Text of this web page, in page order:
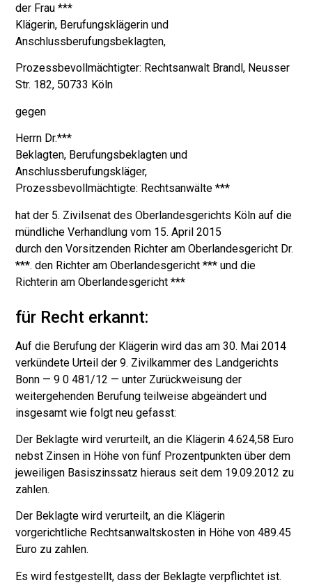
der Frau ***
Klägerin, Berufungsklägerin und
Anschlussberufungsbeklagten,
Prozessbevollmächtigter: Rechtsanwalt Brandl, Neusser
Str. 182, 50733 Köln
gegen
Herrn Dr.***
Beklagten, Berufungsbeklagten und
Anschlussberufungskläger,
Prozessbevollmächtigte: Rechtsanwälte ***
hat der 5. Zivilsenat des Oberlandesgerichts Köln auf die
mündliche Verhandlung vom 15. April 2015
durch den Vorsitzenden Richter am Oberlandesgericht Dr.
***. den Richter am Oberlandesgericht *** und die
Richterin am Oberlandesgericht ***
für Recht erkannt:
Auf die Berufung der Klägerin wird das am 30. Mai 2014
verkündete Ur­teil der 9. Zivilkammer des Landgerichts
Bonn — 9 0 481/12 — unter Zu­rückweisung der
weitergehenden Berufung teilweise abgeändert und
insgesamt wie folgt neu gefasst:
Der Beklagte wird verurteilt, an die Klägerin 4.624,58 Euro
nebst Zinsen in Höhe von fünf Prozentpunkten über dem
jeweiligen Ba­siszinssatz hieraus seit dem 19.09.2012 zu
zahlen.
Der Beklagte wird verurteilt, an die Klägerin
vorgerichtliche Rechtsanwaltskosten in Höhe von 489.45
Euro zu zahlen.
Es wird festgestellt, dass der Beklagte verpflichtet ist.